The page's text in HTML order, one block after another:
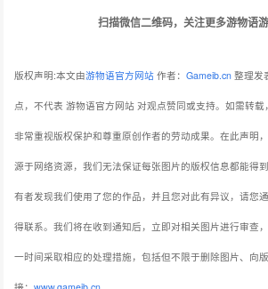
游物语官方网站作者：Gameib.cn整理发
非常重视版权保护和尊重原创作者的劳动成果。在此声明
源于网络资源，我们无法保证每张图片的版权信息都能得
有者发现我们使用了您的作品，并且您对此有异议，请您
得联系。我们将在收到通知后，立即对相关图片进行审查
一时间采取相应的处理措施，包括但不限于删除图片、向
接：www.gameib.cn